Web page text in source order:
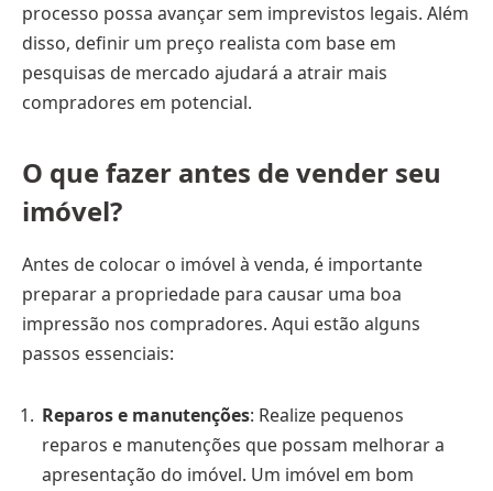
processo possa avançar sem imprevistos legais. Além
disso, definir um preço realista com base em
pesquisas de mercado ajudará a atrair mais
compradores em potencial.
O que fazer antes de vender seu
imóvel?
Antes de colocar o imóvel à venda, é importante
preparar a propriedade para causar uma boa
impressão nos compradores. Aqui estão alguns
passos essenciais:
Reparos e manutenções: Realize pequenos
reparos e manutenções que possam melhorar a
apresentação do imóvel. Um imóvel em bom